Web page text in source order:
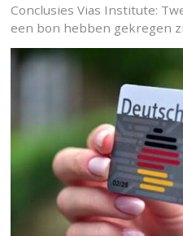
Conclusies Vias Institute:
een bon hebben gekregen